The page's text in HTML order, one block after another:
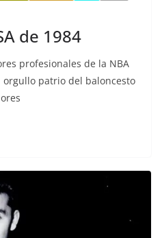
de 1984
profesionales de la NBA
patrio del baloncesto